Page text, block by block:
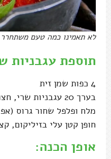
לא תאמינו כמה טעם משתחרר
תוספת עגבניות
4 כפות שמן זית
בערך 20 עגבניות שרי, חצויות
מלח ופלפל שחור גרוס
חופן קטן עלי בזיליקום,
אופן הכנה: